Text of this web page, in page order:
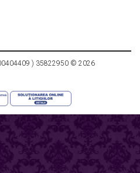
) 35822950 © 2026